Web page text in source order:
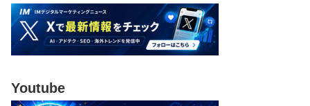
Youtube